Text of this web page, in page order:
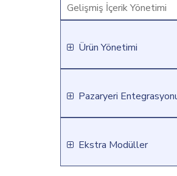
Gelişmiş İçerik Yönetimi
Ürün Yönetimi
Pazaryeri
Ekstra Modüller